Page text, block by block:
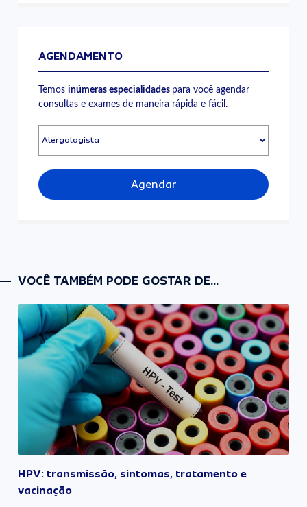
AGENDAMENTO
Temosinúmeras especialidades para você agendar
consultas e exames de maneira rápida e fácil.
Agendar
VOCÊ TAMBÉM PODE GOSTAR DE...
HPV: transmissão, sintomas, tratamento e
vacinação